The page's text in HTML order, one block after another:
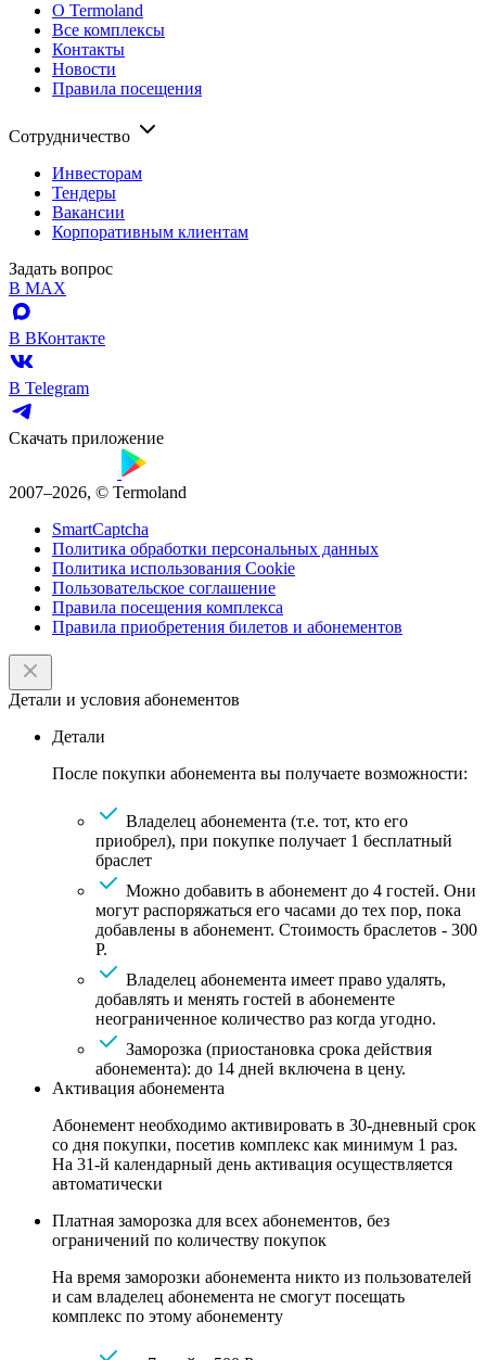
О Termoland
Все комплексы
Контакты
Новости
Правила посещения
Сотрудничество
Инвесторам
Тендеры
Вакансии
Корпоративным клиентам
Задать вопрос
В MAX
В ВКонтакте
В Telegram
Скачать приложение
2007–2026, © Termoland
SmartCaptcha
Политика обработки персональных данных
Политика использования Cookie
Пользовательское соглашение
Правила посещения комплекса
Правила приобретения билетов и абонементов
Детали и условия абонементов
Детали
После покупки абонемента вы получаете возможности:
Владелец абонемента (т.е. тот, кто его
приобрел), при покупке получает 1 бесплатный
браслет
Можно добавить в абонемент до 4 гостей. Они
могут распоряжаться его часами до тех пор, пока
добавлены в абонемент. Стоимость браслетов - 300
Р.
Владелец абонемента имеет право удалять,
добавлять и менять гостей в абонементе
неограниченное количество раз когда угодно.
Заморозка (приостановка срока действия
абонемента): до 14 дней включена в цену.
Активация абонемента
Абонемент необходимо активировать в 30-дневный срок
со дня покупки, посетив комплекс как минимум 1 раз.
На 31-й календарный день активация осуществляется
автоматически
Платная заморозка для всех абонементов, без
ограничений по количеству покупок
На время заморозки абонемента никто из пользователей
и сам владелец абонемента не смогут посещать
комплекс по этому абонементу